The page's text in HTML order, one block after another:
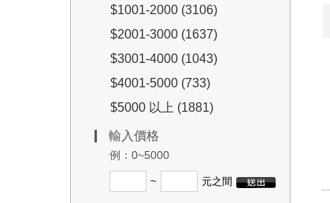
$1001-2000 (3106)
$2001-3000 (1637)
$3001-4000 (1043)
$4001-5000 (733)
$5000 以上 (1881)
輸入價格
例：0~5000
~ 元之間